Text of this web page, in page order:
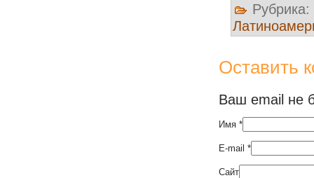
Рубрика:
Оставить
Ваш email не
Имя *
E-mail *
Сайт